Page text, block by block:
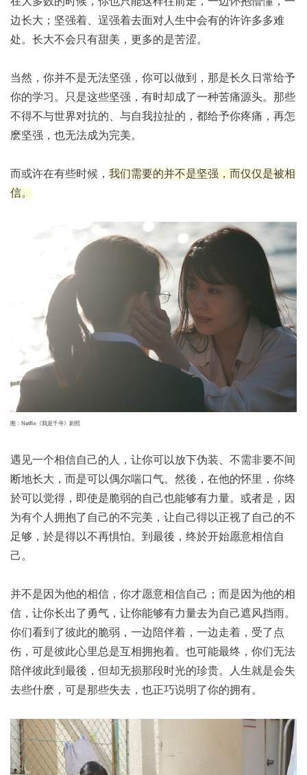
边长大；坚强着、逞强着去面对人生中会有的许许多多难
处。长大不会只有甜美，更多的是苦涩。
当然，你并不是无法坚强，你可以做到，那是长久日常给予
你的学习。只是这些坚强，有时却成了一种苦痛源头。那些
不得不与世界对抗的、与自我拉扯的，都给予你疼痛，再怎
麽坚强，也无法成为完美。
而或许在有些时候， 我们需要的并不是坚强，而仅仅是被相
信。
图：Netflix《我是千寻》剧照
遇见一个相信自己的人，让你可以放下伪装、不需非要不间
断地长大，而是可以偶尔喘口气。然後，在他的怀里，你终
於可以觉得，即使是脆弱的自己也能够有力量。或者是，因
为有个人拥抱了自己的不完美，让自己得以正视了自己的不
足够，於是得以不再惧怕。到最後，终於开始愿意相信自
己。
并不是因为他的相信，你才愿意相信自己；而是因为他的相
信，让你长出了勇气，让你能够有力量去为自己遮风挡雨。
你们看到了彼此的脆弱，一边陪伴着，一边走着，受了点
伤，可是彼此心里总是互相拥抱着。也可能最终，你们无法
陪伴彼此到最後，但却无损那段时光的珍贵。人生就是会失
去些什麽，可是那些失去，也正巧说明了你的拥有。